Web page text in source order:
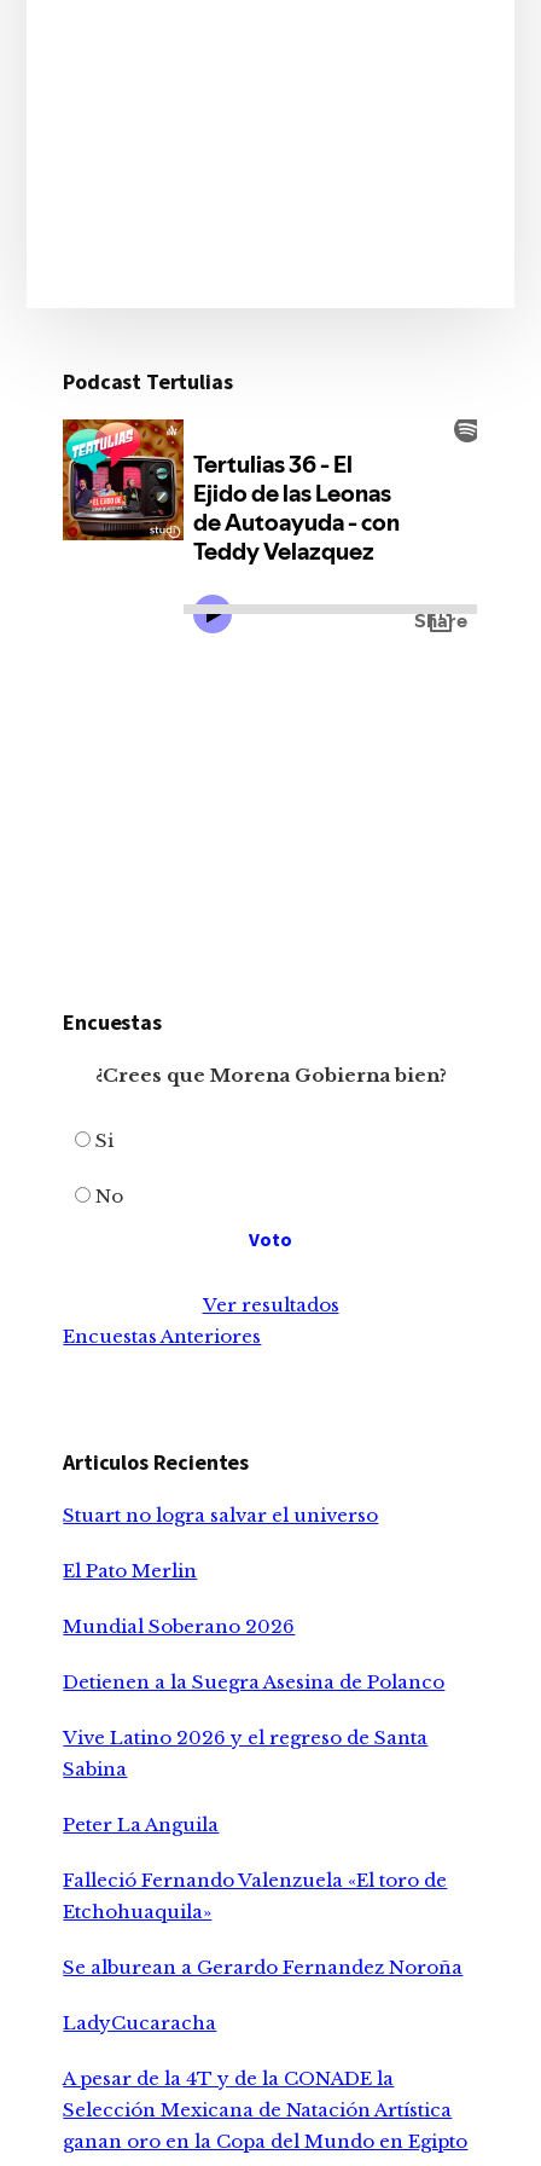
Podcast Tertulias
Encuestas
¿Crees que Morena Gobierna bien?
Si
No
Ver resultados
Encuestas Anteriores
Articulos Recientes
Stuart no logra salvar el universo
El Pato Merlin
Mundial Soberano 2026
Detienen a la Suegra Asesina de Polanco
Vive Latino 2026 y el regreso de Santa
Sabina
Peter La Anguila
Falleció Fernando Valenzuela «El toro de
Etchohuaquila»
Se alburean a Gerardo Fernandez Noroña
LadyCucaracha
A pesar de la 4T y de la CONADE la
Selección Mexicana de Natación Artística
ganan oro en la Copa del Mundo en Egipto